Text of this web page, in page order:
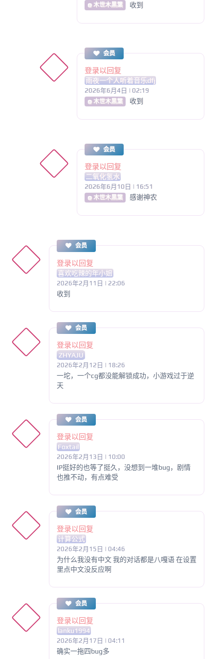
@ 木世木黒葉 收到
会员
登录以回复
雨夜一个人听着音乐dfj
2026年6月4日 | 02:19
@ 木世木黒葉 收到
会员
登录以回复
二氧化氢水
2026年6月10日 | 16:51
@ 木世木黒葉 感谢神农
会员
登录以回复
喜欢吃辣的年小姐
2026年2月11日 | 22:06
收到
会员
登录以回复
ZHYAJU
2026年2月12日 | 18:26
一坨，一个cg都没能解锁成功，小游戏过于逆
天
会员
登录以回复
Foxtail
2026年2月13日 | 10:00
IP挺好的也等了挺久，没想到一堆bug，剧情
也推不动，有点难受
会员
登录以回复
计算公式
2026年2月15日 | 04:46
为什么我没有中文 我的对话都是八嘎语 在设置
里点中文没反应啊
会员
登录以回复
lanku1994
2026年2月17日 | 04:11
确实一拖四bug多